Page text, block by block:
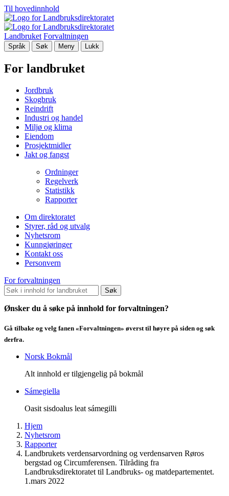
Til hovedinnhold
Landbruket Forvaltningen
Språk Søk Meny Lukk
For landbruket
Jordbruk
Skogbruk
Reindrift
Industri og handel
Miljø og klima
Eiendom
Prosjektmidler
Jakt og fangst
Ordninger
Regelverk
Statistikk
Rapporter
Om direktoratet
Styrer, råd og utvalg
Nyhetsrom
Kunngjøringer
Kontakt oss
Personvern
For forvaltningen
Søk
Ønsker du å søke på innhold for forvaltningen?
Gå tilbake og velg fanen «Forvaltningen» øverst til høyre på siden og søk
derfra.
Norsk Bokmål
Alt innhold er tilgjengelig på bokmål
Sámegiella
Oasit sisdoalus leat sámegilli
Hjem
Nyhetsrom
Rapporter
Landbrukets verdensarvordning og verdensarven Røros
bergstad og Circumferensen. Tilråding fra
Landbruksdirektoratet til Landbruks- og matdepartementet.
1.mars 2022